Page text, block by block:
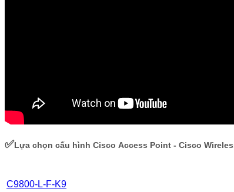
✅Lựa chọn cấu hình Cisco Access Point - Cisco
C9800-L-F-K9